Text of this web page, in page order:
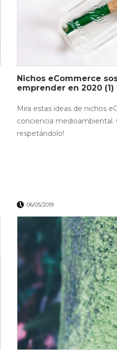
Nichos eCommerce
emprender en 2020 (1)
Mira estas ideas de nichos
conciencia medioambiental.
respetándolo!
06/05/2019